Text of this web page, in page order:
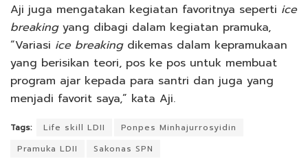
Aji juga mengatakan kegiatan favoritnya seperti ice
breakingyang dibagi dalam kegiatan pramuka,
“Variasi ice breakingdikemas dalam kepramukaan
yang berisikan teori, pos ke pos untuk membuat
program ajar kepada para santri dan juga yang
menjadi favorit saya,” kata Aji.
Tags: Life skill LDII
Ponpes Minhajurrosyidin
Pramuka LDII
Sakonas SPN